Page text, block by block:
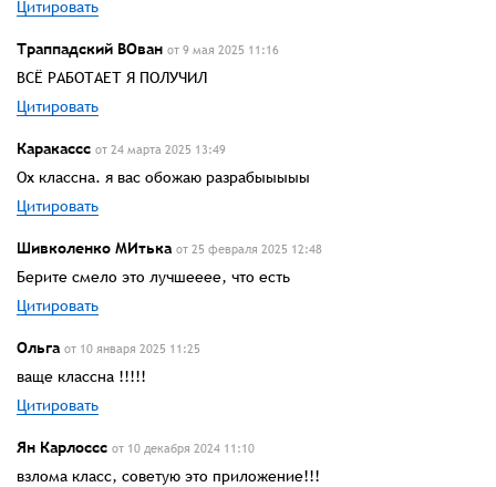
Цитировать
Траппадский ВОван от 9 мая 2025 11:16
ВСЁ РАБОТАЕТ Я ПОЛУЧИЛ
Цитировать
Каракассс от 24 марта 2025 13:49
Ох классна. я вас обожаю разрабыыыыы
Цитировать
Шивколенко МИтька от 25 февраля 2025 12:48
Берите смело это лучшееее, что есть
Цитировать
Ольга от 10 января 2025 11:25
ваще классна !!!!!
Цитировать
Ян Карлоссс от 10 декабря 2024 11:10
взлома класс, советую это приложение!!!